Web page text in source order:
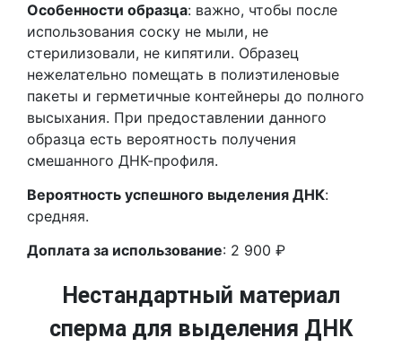
Особенности образца: важно, чтобы после
использования соску не мыли, не
стерилизовали, не кипятили. Образец
нежелательно помещать в полиэтиленовые
пакеты и герметичные контейнеры до полного
высыхания. При предоставлении данного
образца есть вероятность получения
смешанного ДНК-профиля.
Вероятность успешного выделения ДНК:
средняя.
Доплата за использование: 2 900 ₽
Нестандартный материал
сперма для выделения ДНК